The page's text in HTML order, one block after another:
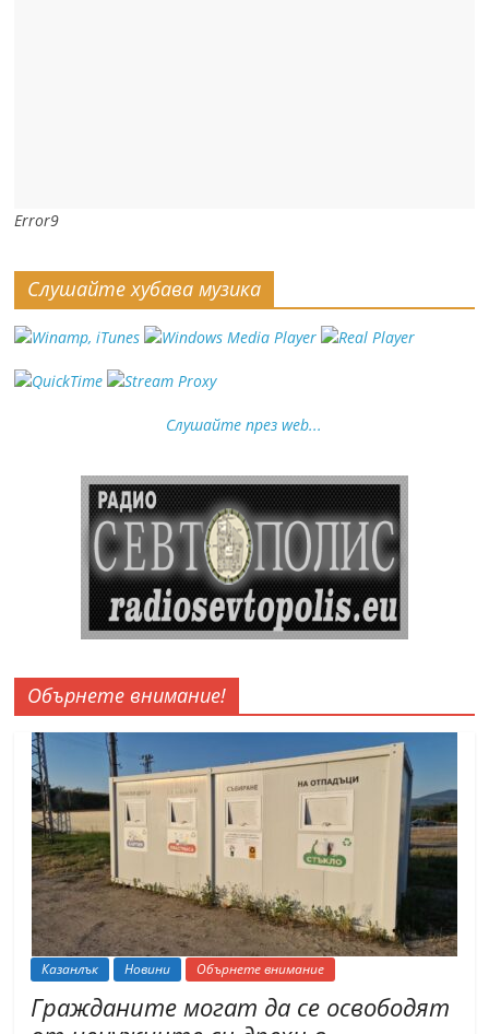
Error9
Слушайте хубава музика
Слушайте през web...
Обърнете внимание!
Казанлък Новини Обърнете внимание
Гражданите могат да се освободят